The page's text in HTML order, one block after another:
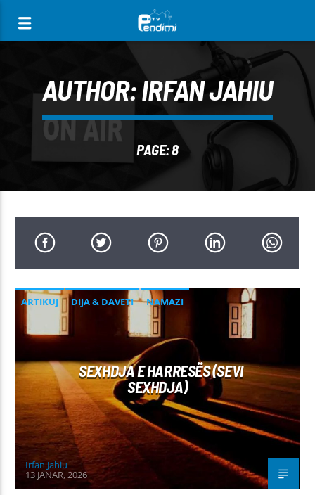
[There are no radio stations in the database]
AUTHOR:IRFAN JAHIU
PAGE: 8
ARTIKUJ DIJA & DAVETI NAMAZI
SEXHDJA E HARRESËS (SEVI
SEXHDJA)
Irfan Jahiu
13 JANAR, 2026